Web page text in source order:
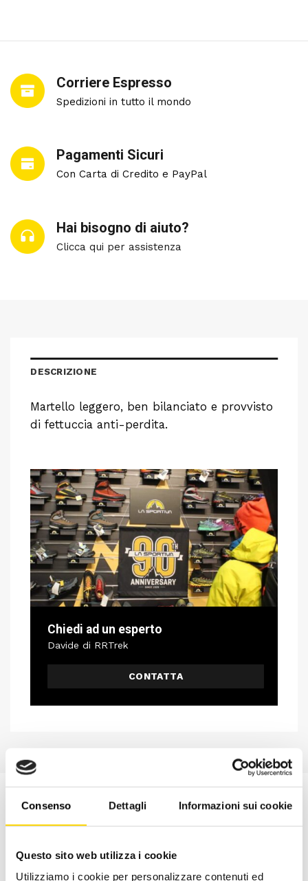
Consenso Dettagli Informazioni sui cookie
Questo sito web utilizza i cookie
Utilizziamo i cookie per personalizzare contenuti ed
Corriere Espresso
Spedizioni in tutto il mondo
Pagamenti Sicuri
Con Carta di Credito e PayPal
Hai bisogno di aiuto?
Clicca qui per assistenza
Chiedi ad un esperto
Davide di RRTrek
CONTATTA
DESCRIZIONE
Martello leggero, ben bilanciato e provvisto
di fettuccia anti-perdita.